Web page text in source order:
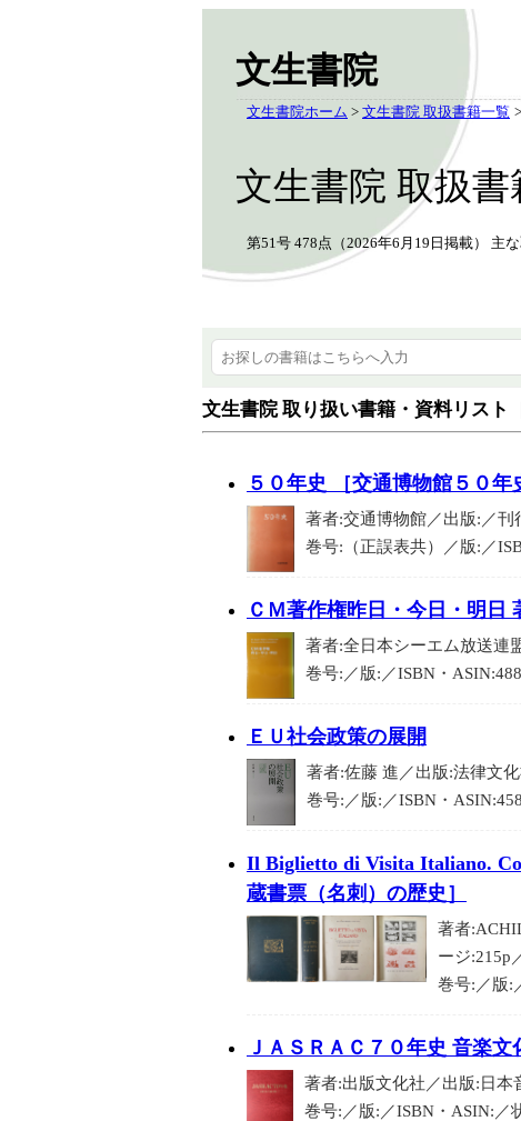
文生書院
文生書院 取扱書
文生書院ホーム > 文生書院 取扱書籍一覧
第51号 478点（2026年6月19日掲載） 主
文生書院 取り扱い書籍・資料リスト
５０年史 ［交通博物館５０年
著者:交通博物館／出版:／刊
巻号:（正誤表共）／版:／
ＣＭ著作権昨日・今日・明日
著者:全日本シーエム放送連
巻号:／版:／ISBN・
ＥＵ社会政策の展開
著者:佐藤 進／出版:法律文
巻号:／版:／ISBN・
Il Biglietto di Visita Italiano.
蔵書票（名刺）の歴史］
著者
ージ:215p
巻号:／版:
ＪＡＳＲＡＣ７０年史 音楽
著者:出版文化社／出版:日本
巻号:／版:／ISBN・ASIN:／